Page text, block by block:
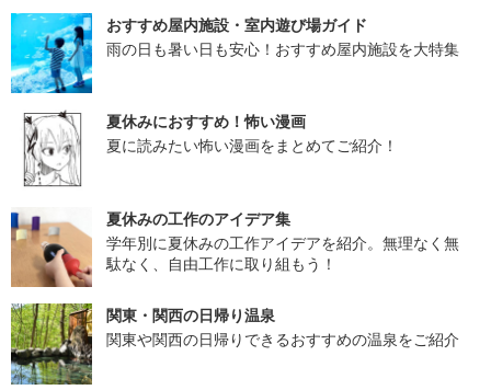
おすすめ屋内施設・室内遊び場ガイド
雨の日も暑い日も安心！おすすめ屋内施設を大特集
夏休みにおすすめ！怖い漫画
夏に読みたい怖い漫画をまとめてご紹介！
夏休みの工作のアイデア集
学年別に夏休みの工作アイデアを紹介。無理なく無
駄なく、自由工作に取り組もう！
関東・関西の日帰り温泉
関東や関西の日帰りできるおすすめの温泉をご紹介